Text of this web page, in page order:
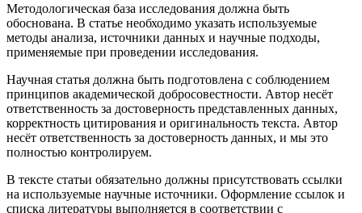
Методологическая база исследования должна быть
обоснована. В статье необходимо указать используемые
методы анализа, источники данных и научные подходы,
применяемые при проведении исследования.
Научная статья должна быть подготовлена с соблюдением
принципов академической добросовестности. Автор несёт
ответственность за достоверность представленных данных,
корректность цитирования и оригинальность текста. Автор
несёт ответственность за достоверность данных, и мы это
полностью контролируем.
В тексте статьи обязательно должны присутствовать ссылки
на используемые научные источники. Оформление ссылок и
списка литературы выполняется в соответствии с